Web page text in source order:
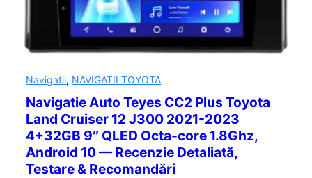
Navigatii, NAVIGATII TOYOTA
Navigatie Auto Teyes CC2 Plus Toyota
Land Cruiser 12 J300 2021-2023
4+32GB 9″ QLED Octa-core 1.8Ghz,
Android 10 — Recenzie Detaliată,
Testare & Recomandări